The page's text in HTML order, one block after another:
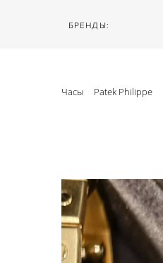
БРЕНДЫ:
Часы Patek Philippe